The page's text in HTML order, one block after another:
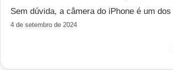
Sem dúvida, a câmera do iPhone é um
4 de setembro de 2024